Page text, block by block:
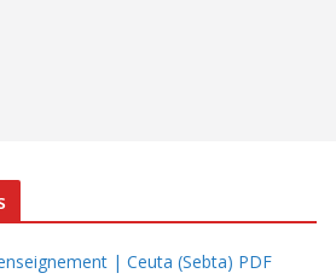
| Ceuta (Sebta) PDF